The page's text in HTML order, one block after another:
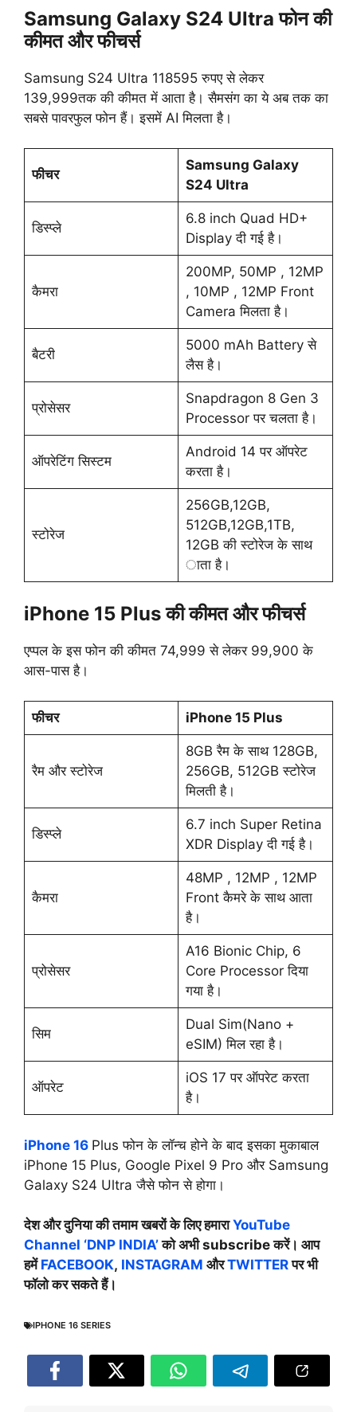
Samsung Galaxy S24 Ultra फोन की
कीमत और फीचर्स
Samsung S24 Ultra 118595 रुपए से लेकर
139,999तक की कीमत में आता है। सैमसंग का ये अब तक का
सबसे पावरफुल फोन हैं। इसमें AI मिलता है।
फीचर
Samsung Galaxy
S24 Ultra
डिस्प्ले
6.8 inch Quad HD+
Display दी गई है।
कैमरा
200MP, 50MP , 12MP
, 10MP , 12MP Front
Camera मिलता है।
बैटरी
5000 mAh Battery से
लैस है।
प्रोसेसर
Snapdragon 8 Gen 3
Processor पर चलता है।
ऑपरेटिंग सिस्टम
Android 14 पर ऑपरेट
करता है।
स्टोरेज
256GB,12GB,
512GB,12GB,1TB,
12GB की स्टोरेज के साथ
ाता है।
iPhone 15 Plus की कीमत और फीचर्स
एप्पल के इस फोन की कीमत 74,999 से लेकर 99,900 के
आस-पास है।
फीचर iPhone 15 Plus
रैम और स्टोरेज
8GB रैम के साथ 128GB,
256GB, 512GB स्टोरेज
मिलती है।
डिस्प्ले
6.7 inch Super Retina
XDR Display दी गई है।
कैमरा
48MP , 12MP , 12MP
Front कैमरे के साथ आता
है।
प्रोसेसर
A16 Bionic Chip, 6
Core Processor दिया
गया है।
सिम
Dual Sim(Nano +
eSIM) मिल रहा है।
ऑपरेट
iOS 17 पर ऑपरेट करता
है।
iPhone 16 Plus फोन के लॉन्च होने के बाद इसका मुकाबाल
iPhone 15 Plus, Google Pixel 9 Pro और Samsung
Galaxy S24 Ultra जैसे फोन से होगा।
देश और दुनिया की तमाम खबरों के लिए हमाराYouTube
Channel ‘DNP INDIA’को अभी subscribe करें। आप
हमें FACEBOOK, INSTAGRAM औरTWITTERपर भी
फॉलो कर सकते हैं।
IPHONE 16 SERIES